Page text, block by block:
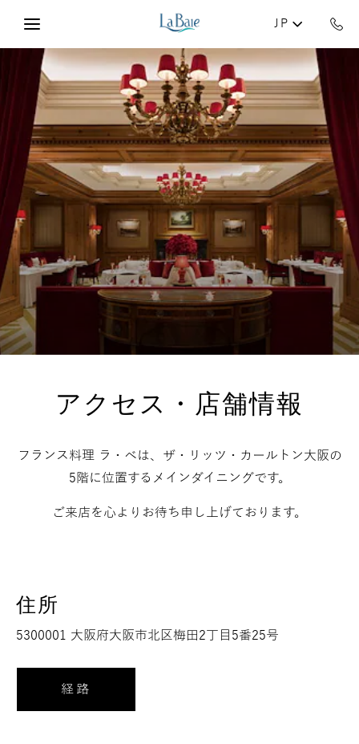
Skip to main content JP
アクセス・店舗情報
フランス料理 ラ・ベは、ザ・リッツ・カールトン大阪の
5階に位置するメインダイニングです。
ご来店を心よりお待ち申し上げております。
住所
5300001 大阪府大阪市北区梅田2丁目5番25号
経路